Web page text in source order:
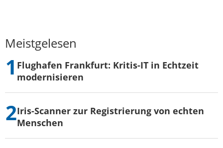
Meistgelesen
Flughafen Frankfurt: Kritis-IT in Echtzeit
modernisieren
Iris-Scanner zur Registrierung von echten
Menschen